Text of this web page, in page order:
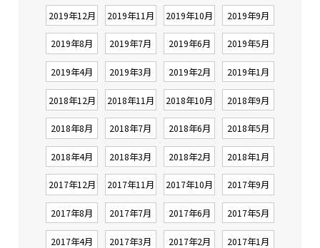
2019年12月 2019年11月 2019年10月 2019年9月
2019年8月 2019年7月 2019年6月 2019年5月
2019年4月 2019年3月 2019年2月 2019年1月
2018年12月 2018年11月 2018年10月 2018年9月
2018年8月 2018年7月 2018年6月 2018年5月
2018年4月 2018年3月 2018年2月 2018年1月
2017年12月 2017年11月 2017年10月 2017年9月
2017年8月 2017年7月 2017年6月 2017年5月
2017年4月 2017年3月 2017年2月 2017年1月